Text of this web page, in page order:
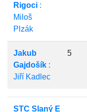
Rigoci :
Miloš
Plzák
Jakub
Gajdošík :
Jiří Kadlec
5
STC Slaný E